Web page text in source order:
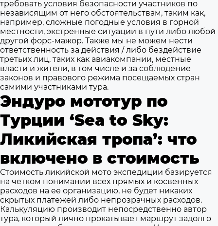
требовать условия безопасности участников по
независящим от него обстоятельствам, таким как,
например, сложные погодные условия в горной
местности, экстренные ситуации в пути либо любой
другой форс-мажор. Также мы не можем нести
ответственность за действия / либо бездействие
третьих лиц, таких как авиакомпании, местные
власти и жители, в том числе и за соблюдение
законов и правового режима посещаемых стран
самими участниками тура.
Эндуро мототур по
Турции ‘Sea to Sky:
Ликийская тропа’: что
включено в стоимость
Стоимость ликийской мото экспедиции базируется
на четком понимании всех прямых и косвенных
расходов на ее организацию, не будет никаких
скрытых платежей либо непрозрачных расходов.
Калькуляцию производит непосредственно автор
тура, который лично прокатывает маршрут задолго